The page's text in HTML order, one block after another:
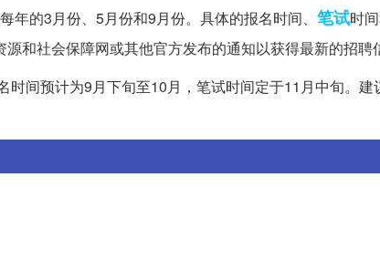
年的3月份、5月份和9月份。具体的报名时间、 笔试时
和社会保障网或其他官方发布的通知以获得最新的招聘
间预计为9月下旬至10月，笔试时间定于11月中旬。